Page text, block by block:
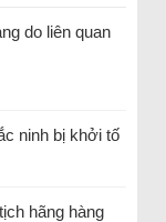
do liên quan
ninh bị khởi tố
hãng hàng